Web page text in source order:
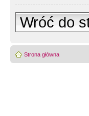
Wróć do
Strona główna